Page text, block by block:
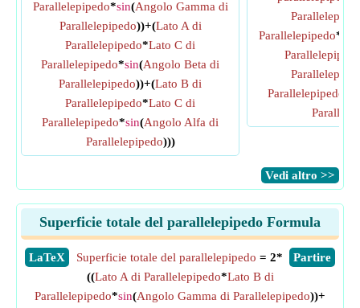
Parallelepipedo*sin(Angolo Gamma di
Parallelepipedo))+(Lato A di
Parallelepipedo*Lato C di
Parallelepipedo*sin(Angolo Beta di
Parallelepipedo))+(Lato B di
Parallelepipedo*Lato C di
Parallelepipedo*sin(Angolo Alfa di
Parallelepipedo)))
Parallelepipedo*
Parallelepipedo
​Vedi altro >>
Superficie totale del parallelepipedo Formula
​LaTeX ​Partire
Superficie totale del parallelepipedo = 2*
((Lato A di Parallelepipedo*Lato B di
Parallelepipedo*sin(Angolo Gamma di Parallelepipedo))+